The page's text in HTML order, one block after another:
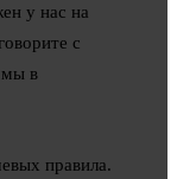
у нас на
с
мы в
правила.